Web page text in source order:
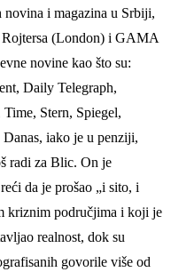
novina i magazina u Srbiji,
Rojtersa (London) i GAMA
novine kao što su:
Daily Telegraph,
Stern, Spiegel,
iako je u penziji,
radi za Blic. On je
da je prošao „i sito, i
kriznim područjima i koji je
realnost, dok su
govorile više od